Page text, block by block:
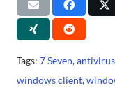
Tags: 7 Seven,antivirus
windows client,